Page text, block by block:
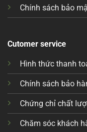
Chính sách bảo
Cutomer service
Hình thức thanh
Chính sách bảo
Chứng chỉ chất
Chăm sóc khách